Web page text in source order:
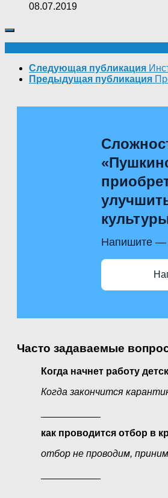
08.07.2019
Следующая публикация
Предыдущая публикация
Напишите
Часто задаваемые
Когда начнет работу
Когда закончится
как проводится отбор в
отбор не проводим,